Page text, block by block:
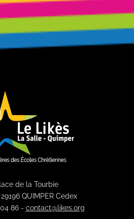
de la Tourbie
QUIMPER Cedex
86 - contact@likes.org